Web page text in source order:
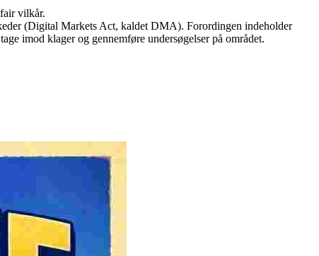
vilkår.
(Digital Markets Act, kaldet DMA). Forordingen indeholder
imod klager og gennemføre undersøgelser på området.